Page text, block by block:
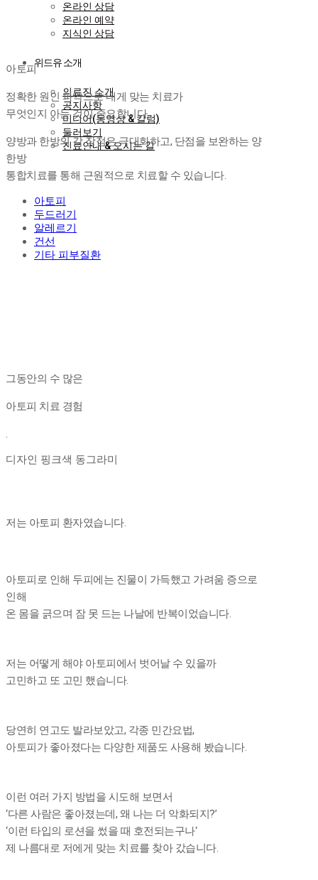
온라인 상담
온라인 예약
지식인 상담
위드유 소개
의료진 소개
공지사항
미디어(동영상 & 칼럼)
둘러보기
진료안내 & 오시는 길
아토피
아토피
정확한 원인 파악으로 내게 맞는 치료가
무엇인지 아는 것이 중요합니다.
양방과 한방의 각 장점은 극대화하고, 단점을 보완하는 양
한방
통합치료를 통해 근원적으로 치료할 수 있습니다.
아토피
두드러기
알레르기
건선
기타 피부질환
그동안의 수 많은
아토피 치료 경험
.
디자인 핑크색 동그라미
저는 아토피 환자였습니다.
아토피로 인해 두피에는 진물이 가득했고 가려움 증으로
인해
온 몸을 긁으며 잠 못 드는 나날에 반복이었습니다.
저는 어떻게 해야 아토피에서 벗어날 수 있을까
고민하고 또 고민 했습니다.
당연히 연고도 발라보았고, 각종 민간요법,
아토피가 좋아졌다는 다양한 제품도 사용해 봤습니다.
이런 여러 가지 방법을 시도해 보면서
‘다른 사람은 좋아졌는데, 왜 나는 더 악화되지?’
‘이런 타입의 로션을 썼을 때 호전되는구나‘
제 나름대로 저에게 맞는 치료를 찾아 갔습니다.